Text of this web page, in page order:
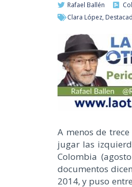
Rafael Ballén
Clara López,
A menos de
jugar las
Colombia
documentos
2014, y puso